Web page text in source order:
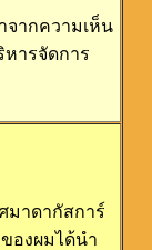
ากความเห็น
ารจัดการ
มาดากัสการ์
องผมได้นำ